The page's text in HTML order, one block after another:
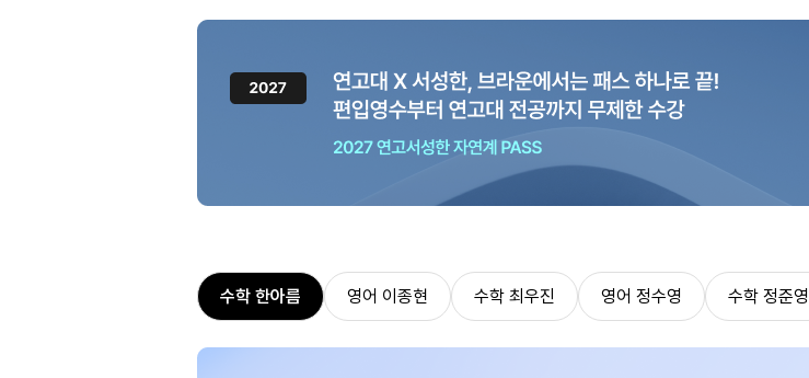
수학 한아름 영어 이종현 수학 최우진 영어 정수영 수학 정준영